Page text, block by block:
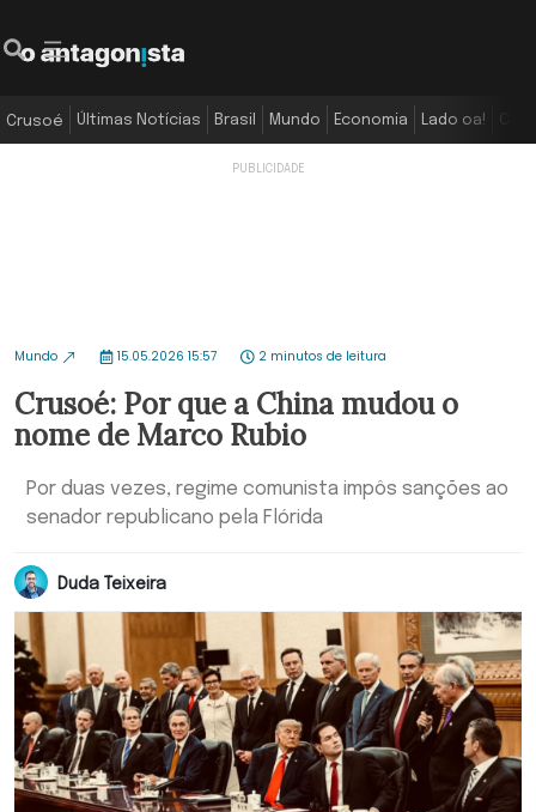
Crusoé Últimas Notícias Brasil Mundo Economia Lado oa!
Mundo 15.05.2026 15:57 2 minutos de leitura
Crusoé: Por que a China mudou o
nome de Marco Rubio
Por duas vezes, regime comunista impôs sanções ao
senador republicano pela Flórida
Duda Teixeira